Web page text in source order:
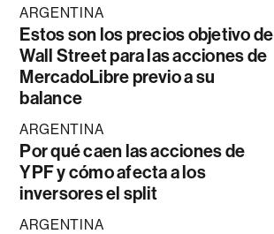
ARGENTINA
Estos son los precios objetivo de
Wall Street para las acciones de
MercadoLibre previo a su
balance
ARGENTINA
Por qué caen las acciones de
YPF y cómo afecta a los
inversores el split
ARGENTINA